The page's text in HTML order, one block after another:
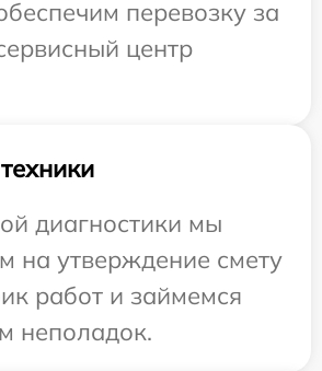
перевозку за
центр
диагностики мы
на утверждение смету
работ и займемся
неполадок.